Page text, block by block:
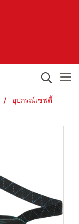
อุปกรณ์เซฟตี้